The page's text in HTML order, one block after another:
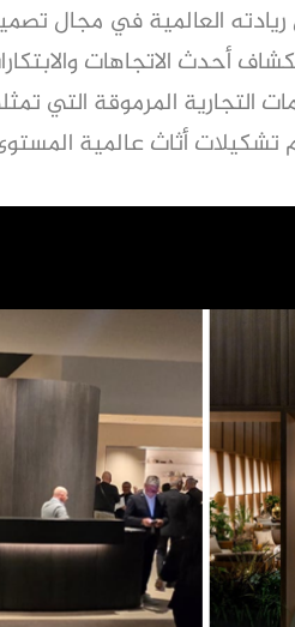
العالمية في مجال
أحدث الاتجاهات
التجارية المرموقة التي
أثاث عالمية